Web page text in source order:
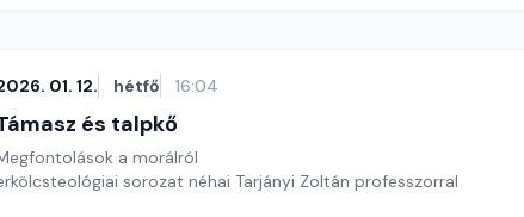
01. 12. hétfő 16:04
és talpkő
a morálról
sorozat néhai Tarjányi Zoltán professzorral